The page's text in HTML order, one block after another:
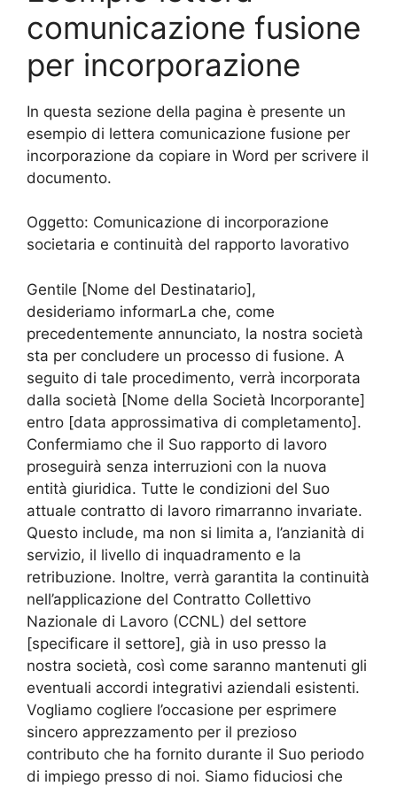
comunicazione fusione
per incorporazione
In questa sezione della pagina è presente un
esempio di lettera comunicazione fusione per
incorporazione da copiare in Word per scrivere il
documento.
Oggetto: Comunicazione di incorporazione
societaria e continuità del rapporto lavorativo
Gentile [Nome del Destinatario],
desideriamo informarLa che, come
precedentemente annunciato, la nostra società
sta per concludere un processo di fusione. A
seguito di tale procedimento, verrà incorporata
dalla società [Nome della Società Incorporante]
entro [data approssimativa di completamento].
Confermiamo che il Suo rapporto di lavoro
proseguirà senza interruzioni con la nuova
entità giuridica. Tutte le condizioni del Suo
attuale contratto di lavoro rimarranno invariate.
Questo include, ma non si limita a, l’anzianità di
servizio, il livello di inquadramento e la
retribuzione. Inoltre, verrà garantita la continuità
nell’applicazione del Contratto Collettivo
Nazionale di Lavoro (CCNL) del settore
[specificare il settore], già in uso presso la
nostra società, così come saranno mantenuti gli
eventuali accordi integrativi aziendali esistenti.
Vogliamo cogliere l’occasione per esprimere
sincero apprezzamento per il prezioso
contributo che ha fornito durante il Suo periodo
di impiego presso di noi. Siamo fiduciosi che